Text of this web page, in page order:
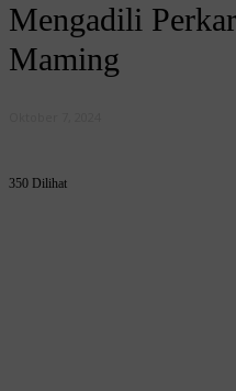
Mengadili
Maming
350 Dilihat